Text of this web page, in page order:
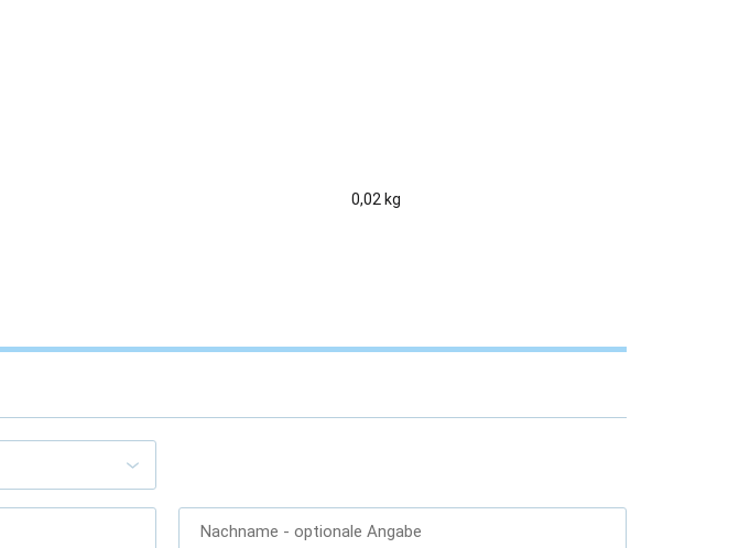
0,02 kg
Nachname - optionale Angabe